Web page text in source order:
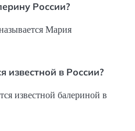
России?
Мария
известной в России?
известной балериной в